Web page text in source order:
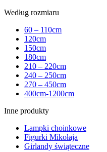
Według rozmiaru
60 – 110cm
120cm
150cm
180cm
210 – 220cm
240 – 250cm
270 – 450cm
400cm-1200cm
Inne produkty
Lampki choinkowe
Figurki Mikołaja
Girlandy świąteczne